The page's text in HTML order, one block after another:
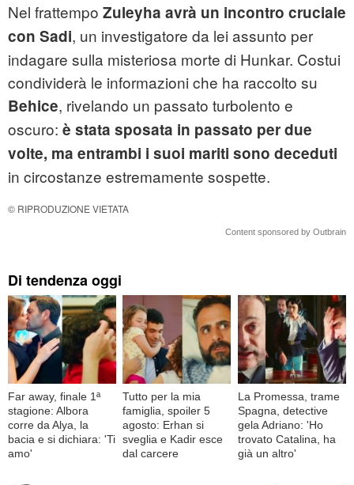
Nel frattempo Zuleyha avrà un incontro cruciale
con Sadi, un investigatore da lei assunto per
indagare sulla misteriosa morte di Hunkar. Costui
condividerà le informazioni che ha raccolto su
Behice, rivelando un passato turbolento e
oscuro: è stata sposata in passato per due
volte, ma entrambi i suoi mariti sono deceduti
in circostanze estremamente sospette.
© RIPRODUZIONE VIETATA
Content sponsored by Outbrain
Di tendenza oggi
Far away, finale 1ª
stagione: Albora
corre da Alya, la
bacia e si dichiara: 'Ti
amo'
Tutto per la mia
famiglia, spoiler 5
agosto: Erhan si
sveglia e Kadir esce
dal carcere
La Promessa, trame
Spagna, detective
gela Adriano: 'Ho
trovato Catalina, ha
già un altro'